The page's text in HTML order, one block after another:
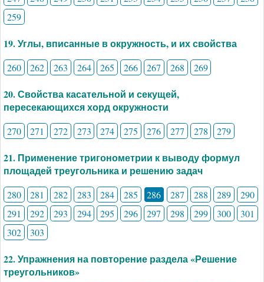
259
19. Углы, вписанные в окружность, и их свойства
260 262 263 264 265 266 267 268 269
20. Свойства касательной и секущей,
пересекающихся хорд окружности
270 271 272 273 274 275 276 277 278 279
21. Применение тригонометрии к выводу формул
площадей треугольника и решению задач
280 281 282 283 284 285 286 287 288 289
290
291
292 293 294 295 296 297 298 299 300
301
302
303
22. Упражнения на повторение раздела «Решение
треугольников»